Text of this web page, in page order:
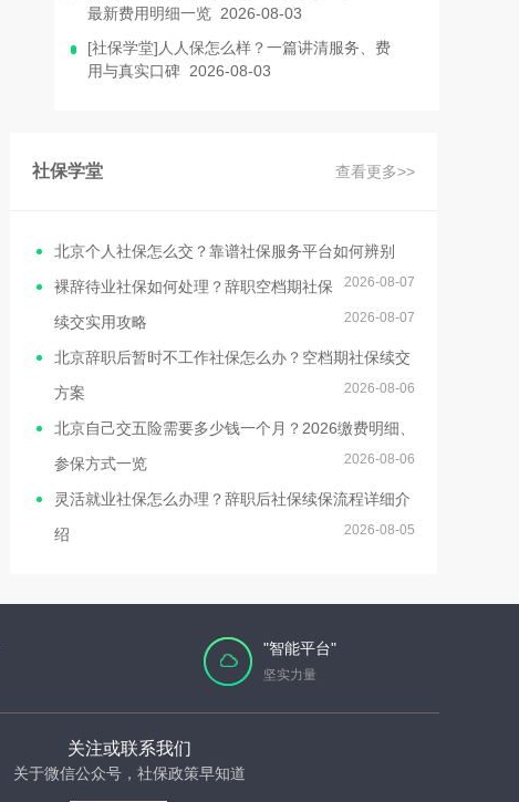
最新费用明细一览 2026-08-03
[社保学堂]人人保怎么样？一篇讲清服务、费
用与真实口碑 2026-08-03
社保学堂 查看更多>>
北京个人社保怎么交？靠谱社保服务平台如何辨别
2026-08-07
裸辞待业社保如何处理？辞职空档期社保
续交实用攻略
2026-08-07
北京辞职后暂时不工作社保怎么办？空档期社保续交
方案
2026-08-06
北京自己交五险需要多少钱一个月？2026缴费明细、
参保方式一览
2026-08-06
灵活就业社保怎么办理？辞职后社保续保流程详细介
绍
2026-08-05
"智能平台"
坚实力量
关注或联系我们
关于微信公众号，社保政策早知道